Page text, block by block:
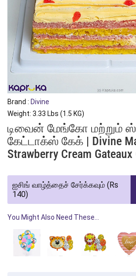
Brand : Divine
Weight: 3.33 Lbs (1.5 KG)
டிவைன் மேங்கோ மற்றும்
கேட்டாக்ஸ் கேக் | Divine
Strawberry Cream Gateaux
ஐசிங் வாழ்த்தைச் சேர்க்கவும் (Rs
140)
You Might Also Need These...